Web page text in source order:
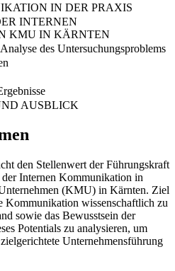
IN DER PRAXIS
INTERNEN
KMU IN KÄRNTEN
des Untersuchungsproblems
AUSBLICK
den Stellenwert der Führungskraft
Internen Kommunikation in
(KMU) in Kärnten. Ziel
Kommunikation wissenschaftlich zu
sowie das Bewusstsein der
Potentials zu analysieren, um
Unternehmensführung